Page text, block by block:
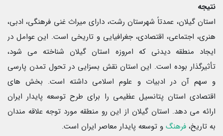
نتیجه
استان گیلان، عمدتاً شهرستان رشت، دارای میراث غنی فرهنگی، ادبی،
هنری، اجتماعی، اقتصادی، جغرافیایی و تاریخی است. این عوامل در
ایجاد منطقه دیدنی که امروزه استان گیلان شناخته می شود،
تأثیرگذار بوده است. این استان نقش بسزایی در تحول تمدن پارسی
و سهم آن در ادبیات و علوم اسلامی داشته است. بخش های
اقتصادی استان پتانسیل عظیمی را برای طرح توسعه پایدار ایران
ارائه می دهد. استان گیلان از این رو منطقه مورد توجه علاقه مندان
به تاریخ، فرهنگ و توسعه پایدار معاصر ایران است.